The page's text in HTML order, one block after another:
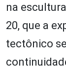
na
20, que a
tectônico